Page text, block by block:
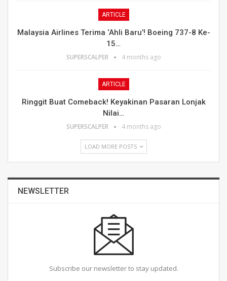
ARTICLE
Malaysia Airlines Terima ‘Ahli Baru’! Boeing 737-8 Ke-
15…
SUPERSCALPER 4 months ago
ARTICLE
Ringgit Buat Comeback! Keyakinan Pasaran Lonjak
Nilai…
SUPERSCALPER 4 months ago
LOAD MORE POSTS
NEWSLETTER
Subscribe our newsletter to stay updated.